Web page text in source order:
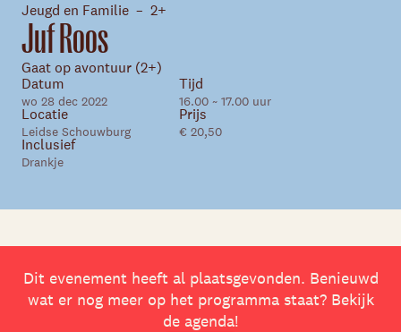
Jeugd en Familie 2+
Juf Roos
Gaat op avontuur (2+)
Datum
wo 28 dec 2022
Tijd
16.00 ~ 17.00 uur
Locatie
Leidse Schouwburg
Prijs
€ 20,50
Inclusief
Drankje
Dit evenement heeft al plaatsgevonden. Benieuwd
wat er nog meer op het programma staat? Bekijk
de agenda!